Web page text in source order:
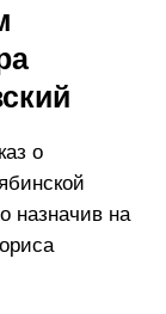
о
назначив на